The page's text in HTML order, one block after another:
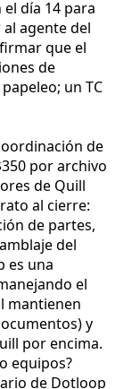
día 14 para
agente del
que el
de
un TC
de
por archivo
de Quill
al cierre:
de partes,
del
es una
el
mantienen
y
por encima.
equipos?
de Dotloop